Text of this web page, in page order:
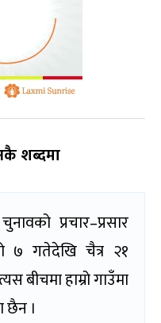
शब्दमा
प्रचार–प्रसार
७ गतेदेखि चैत्र २१
बीचमा हाम्रो गाउँमा
छैन ।